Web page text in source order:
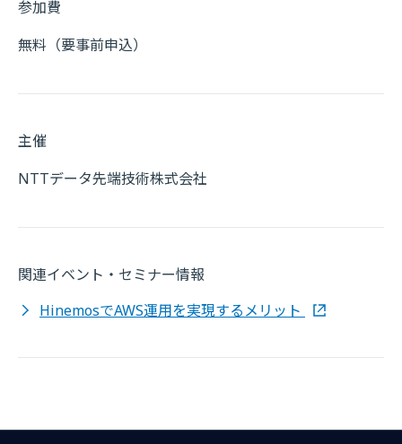
参加費
無料（要事前申込）
主催
NTTデータ先端技術株式会社
関連イベント・セミナー情報
HinemosでAWS運用を実現するメリット